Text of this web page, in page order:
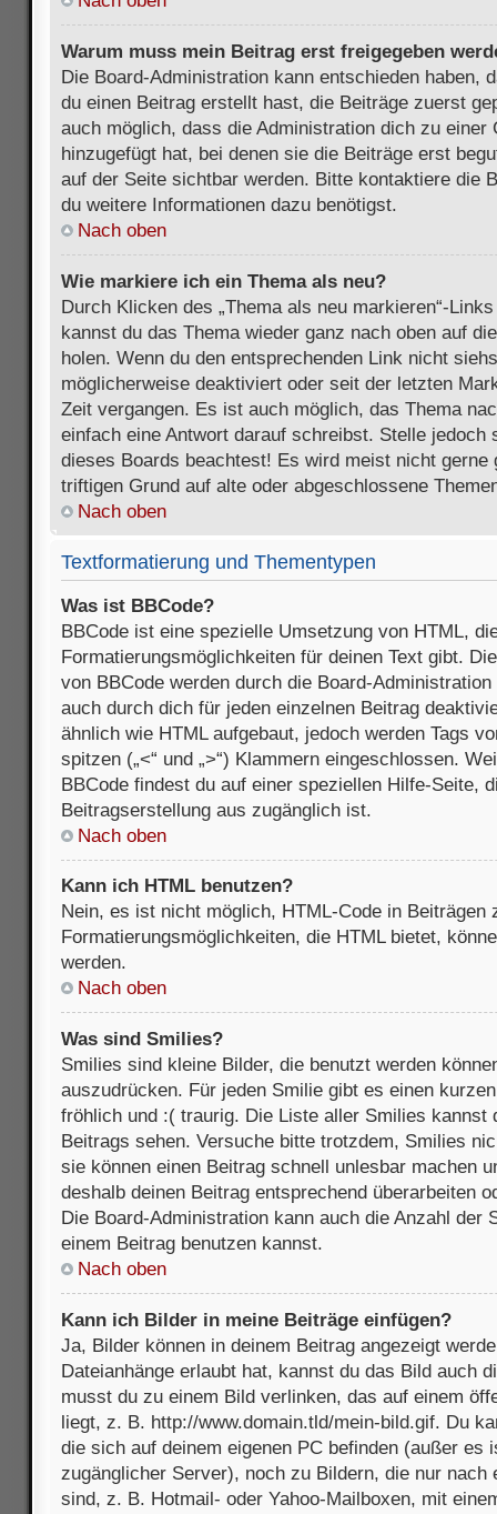
Warum muss mein Beitrag erst freigegeben
Die Board-Administration kann entschieden haben,
du einen Beitrag erstellt hast, die Beiträge zuerst
auch möglich, dass die Administration dich zu einer
hinzugefügt hat, bei denen sie die Beiträge erst
auf der Seite sichtbar werden. Bitte kontaktiere die
du weitere Informationen dazu benötigst.
Nach oben
Wie markiere ich ein Thema als neu?
Durch Klicken des „Thema als neu markieren“-
kannst du das Thema wieder ganz nach oben auf
holen. Wenn du den entsprechenden Link nicht
möglicherweise deaktiviert oder seit der letzten
Zeit vergangen. Es ist auch möglich, das Thema
einfach eine Antwort darauf schreibst. Stelle jedoch
dieses Boards beachtest! Es wird meist nicht gerne
triftigen Grund auf alte oder abgeschlossene
Nach oben
Textformatierung und Thementypen
Was ist BBCode?
BBCode ist eine spezielle Umsetzung von HTML,
Formatierungsmöglichkeiten für deinen Text gibt.
von BBCode werden durch die Board-
auch durch dich für jeden einzelnen Beitrag
ähnlich wie HTML aufgebaut, jedoch werden Tags
spitzen („<“ und „>“) Klammern eingeschlossen.
BBCode findest du auf einer speziellen Hilfe-Seite,
Beitragserstellung aus zugänglich ist.
Nach oben
Kann ich HTML benutzen?
Nein, es ist nicht möglich, HTML-Code in Beiträgen
Formatierungsmöglichkeiten, die HTML bietet,
werden.
Nach oben
Was sind Smilies?
Smilies sind kleine Bilder, die benutzt werden
auszudrücken. Für jeden Smilie gibt es einen
fröhlich und :( traurig. Die Liste aller Smilies kannst
Beitrags sehen. Versuche bitte trotzdem, Smilies
sie können einen Beitrag schnell unlesbar machen
deshalb deinen Beitrag entsprechend überarbeiten
Die Board-Administration kann auch die Anzahl der
einem Beitrag benutzen kannst.
Nach oben
Kann ich Bilder in meine Beiträge einfügen?
Ja, Bilder können in deinem Beitrag angezeigt
Dateianhänge erlaubt hat, kannst du das Bild auch
musst du zu einem Bild verlinken, das auf einem
liegt, z. B. http://www.domain.tld/mein-bild.gif. Du
die sich auf deinem eigenen PC befinden (außer es
zugänglicher Server), noch zu Bildern, die nur nach
sind, z. B. Hotmail- oder Yahoo-Mailboxen, mit